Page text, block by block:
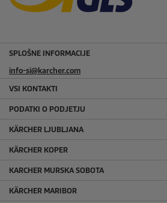
SPLOŠNE INFORMACIJE
info-si@karcher.com
VSI KONTAKTI
PODATKI O PODJETJU
KÄRCHER LJUBLJANA
KÄRCHER KOPER
KARCHER MURSKA SOBOTA
KÄRCHER MARIBOR